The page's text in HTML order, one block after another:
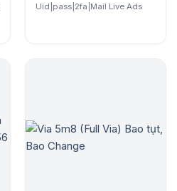
Uid|pass|2fa|Mail Live Ads